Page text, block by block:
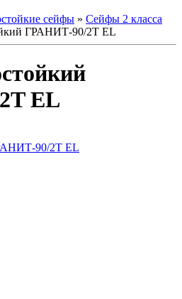
сейфы » Сейфы 2 класса
ГРАНИТ-90/2T EL
EL